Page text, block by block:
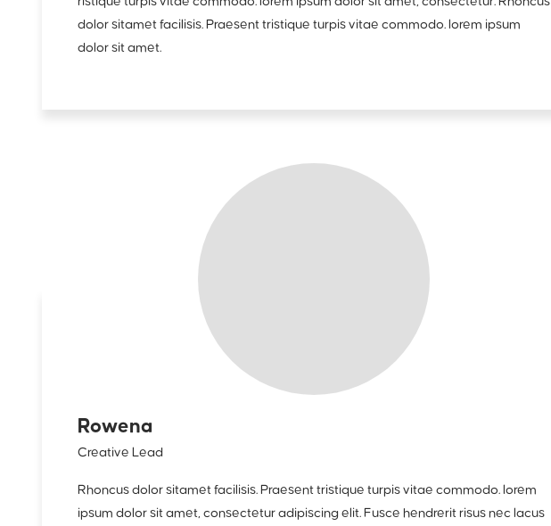
dolor sitamet facilisis. Praesent tristique turpis vitae commodo. lorem ipsum
dolor sit amet.
Rowena
Creative Lead
Rhoncus dolor sitamet facilisis. Praesent tristique turpis vitae commodo. lorem
ipsum dolor sit amet, consectetur adipiscing elit. Fusce hendrerit risus nec lacus